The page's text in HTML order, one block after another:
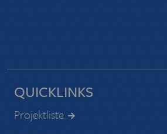
QUICKLINKS
Projektliste